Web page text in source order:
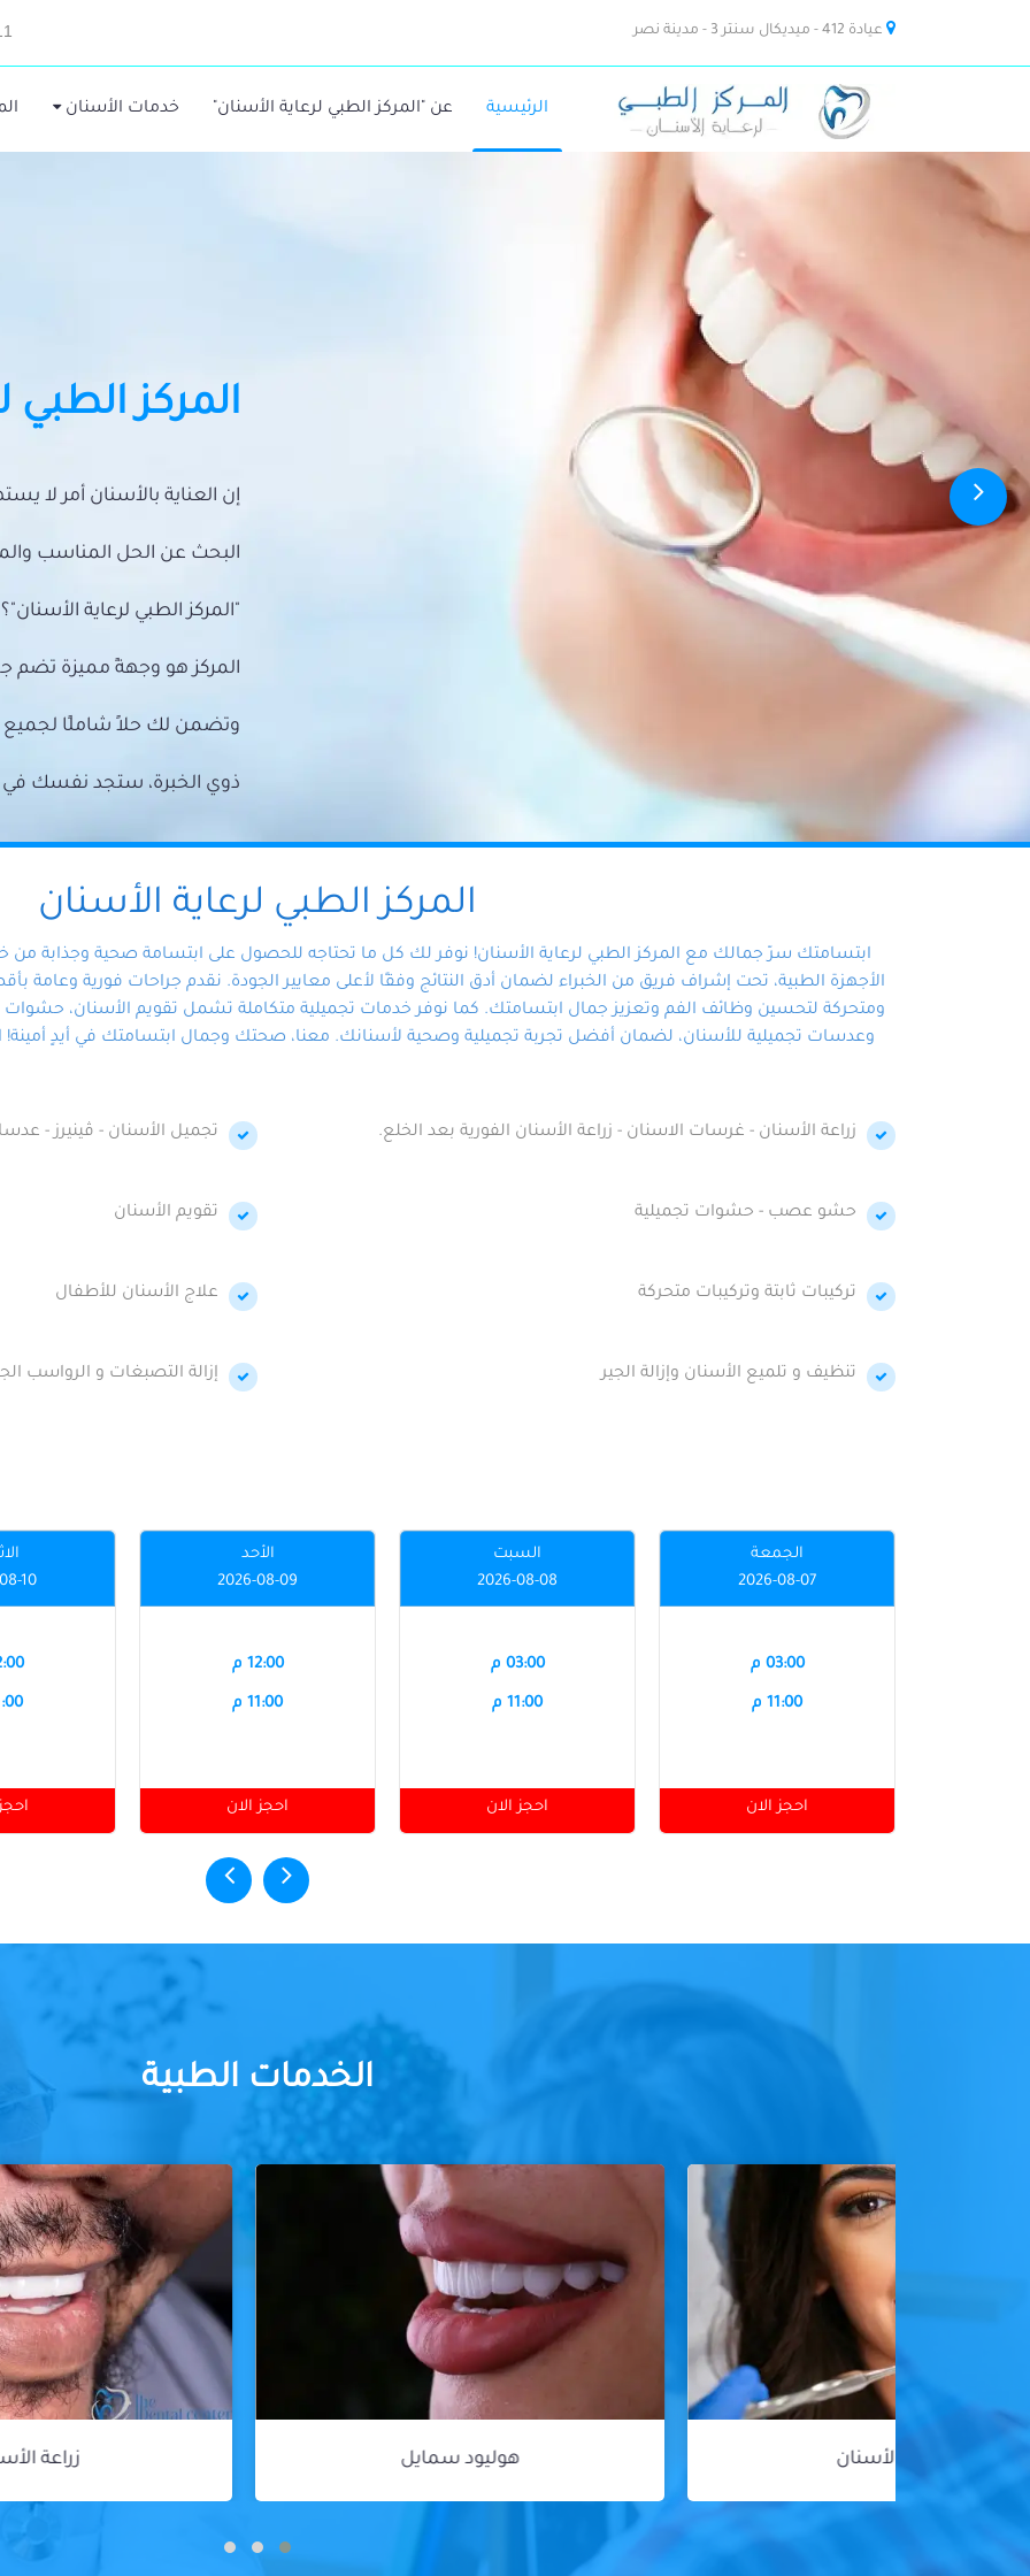
عيادة 412 - ميديكال سنتر 3 - مدينة نصر
الرئيسية عن "المركز الطبي لرعاية الأسنان" خدمات الأسنان
المركز الطبي
إن العناية بالأسنان أمر لا
البحث عن الحل المناسب
"المركز الطبي لرعاية الأسنان"؟
المركز هو وجهةً مميزة تضم
وتضمن لك حلاً شاملًا
ذوي الخبرة، ستجد نفسك في
المركز الطبي لرعاية الأسنان
ابتسامتك سرّ جمالك مع المركز الطبي لرعاية الأسنان! نوفر لك كل ما تحتاجه للحصول على ابتسامة صحية وجذابة
الأجهزة الطبية، تحت إشراف فريق من الخبراء لضمان أدق النتائج وفقًا لأعلى معايير الجودة. نقدم جراحات فورية وعامة
ومتحركة لتحسين وظائف الفم وتعزيز جمال ابتسامتك. كما نوفر خدمات تجميلية متكاملة تشمل تقويم الأسنان، حشوات
وعدسات تجميلية للأسنان، لضمان أفضل تجربة تجميلية وصحية لأسنانك. معنا، صحتك وجمال ابتسامتك في أيدٍ أمينة!
زراعة الأسنان - غرسات الاسنان - زراعة الأسنان الفورية بعد الخلع. تجميل الأسنان - ڤينيرز -
حشو عصب - حشوات تجميلية تقويم الأسنان
تركيبات ثابتة وتركيبات متحركة علاج الأسنان للأطفال
تنظيف و تلميع الأسنان وإزالة الجير إزالة التصبغات و الرواسب
الجمعة
2026-08-07
03:00 م
11:00 م
احجز الان
السبت
2026-08-08
03:00 م
11:00 م
احجز الان
الأحد
2026-08-09
12:00 م
11:00 م
احجز الان
10
الخدمات الطبية